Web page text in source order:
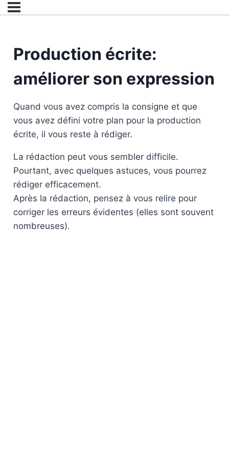
Production écrite:
améliorer son expression
Quand vous avez compris la consigne et que
vous avez défini votre plan pour la production
écrite, il vous reste à rédiger.
La rédaction peut vous sembler difficile.
Pourtant, avec quelques astuces, vous pourrez
rédiger efficacement.
Après la rédaction, pensez à vous relire pour
corriger les erreurs évidentes (elles sont souvent
nombreuses).